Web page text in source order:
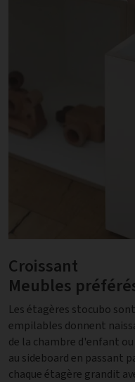
Croissant
Meubles
Les étagères stocubo
empilables donnent
de la chambre d'enfant
au sideboard en passant
chaque étagère grandit